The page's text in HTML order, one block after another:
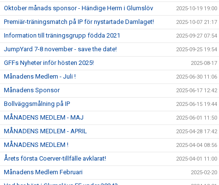
Oktober månads sponsor - Händige Herrn i Glumslöv 2025-10-19 19:00
Premiär-träningsmatch på IP för nystartade Damlaget! 2025-10-07 21:17
Information till träningsgrupp födda 2021 2025-09-27 07:54
JumpYard 7-8 november - save the date! 2025-09-25 19:54
GFFs Nyheter inför hösten 2025! 2025-08-17
Månadens Medlem - Juli ! 2025-06-30 11:06
Månadens Sponsor 2025-06-17 12:42
Bollväggsmålning på IP 2025-06-15 19:44
MÅNADENS MEDLEM - MAJ 2025-06-01 11:50
MÅNADENS MEDLEM - APRIL 2025-04-28 17:42
MÅNADENS MEDLEM ! 2025-04-04 08:56
Årets första Coerver-tillfälle avklarat! 2025-04-01 11:00
Månadens Medlem Februari 2025-02-20